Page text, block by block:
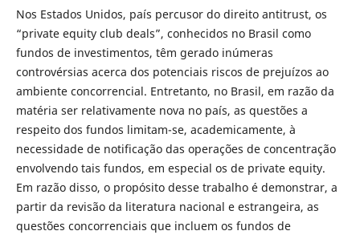
Nos Estados Unidos, país percusor do direito antitrust, os
“private equity club deals”, conhecidos no Brasil como
fundos de investimentos, têm gerado inúmeras
controvérsias acerca dos potenciais riscos de prejuízos ao
ambiente concorrencial. Entretanto, no Brasil, em razão da
matéria ser relativamente nova no país, as questões a
respeito dos fundos limitam-se, academicamente, à
necessidade de notificação das operações de concentração
envolvendo tais fundos, em especial os de private equity.
Em razão disso, o propósito desse trabalho é demonstrar, a
partir da revisão da literatura nacional e estrangeira, as
questões concorrenciais que incluem os fundos de